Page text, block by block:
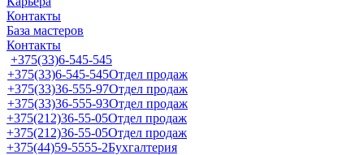
Контакты
База мастеров
Контакты
+375(33)6-545-545
+375(33)6-545-545Отдел продаж
+375(33)36-555-97Отдел продаж
+375(33)36-555-93Отдел продаж
+375(212)36-55-05Отдел продаж
+375(212)36-55-05Отдел продаж
+375(44)59-5555-2Бухгалтерия